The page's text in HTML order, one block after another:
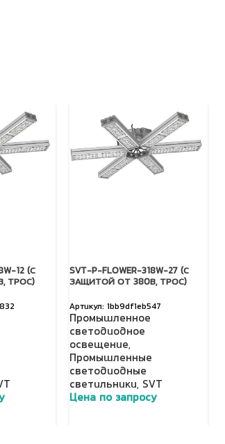
12 (С
ТРОС)
SVT-P-FLOWER-318W-27 (С
ЗАЩИТОЙ ОТ 380В, ТРОС)
1bb9df1eb547
Промышленное
светодиодное
освещение,
Промышленные
светодиодные
светильники, SVT
Цена по запросу